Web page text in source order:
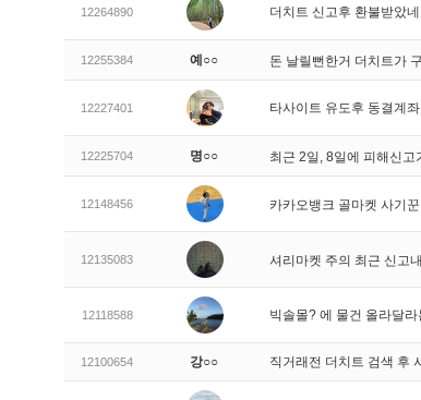
12264890 더치트 신고후 환불받았
12255384 예○○ 돈 날릴뻔한거 더치트가
12227401 타사이트 유도후 동결계
12225704 명○○ 최근 2일, 8일에 피해신
12148456 카카오뱅크 골마켓 사기
12135083 셔리마켓 주의 최근 신고
12118588 빅솔몰? 에 물건 올라달
12100654 강○○ 직거래전 더치트 검색 후